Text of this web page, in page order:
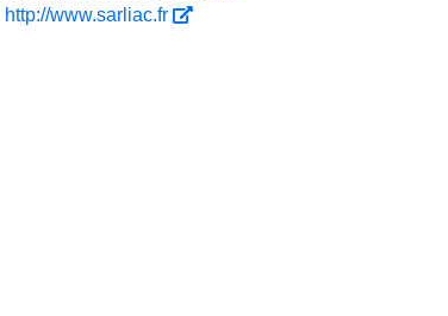
http://www.sarliac.fr